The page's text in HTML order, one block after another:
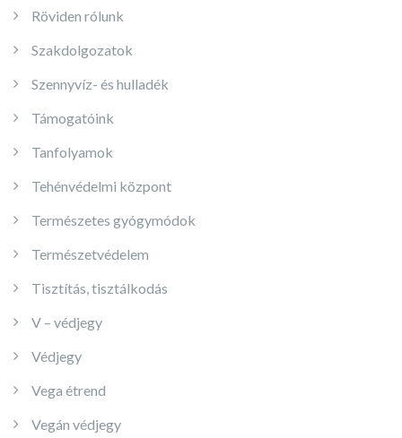
Röviden rólunk
Szakdolgozatok
Szennyvíz- és hulladék
Támogatóink
Tanfolyamok
Tehénvédelmi központ
Természetes gyógymódok
Természetvédelem
Tisztítás, tisztálkodás
V – védjegy
Védjegy
Vega étrend
Vegán védjegy